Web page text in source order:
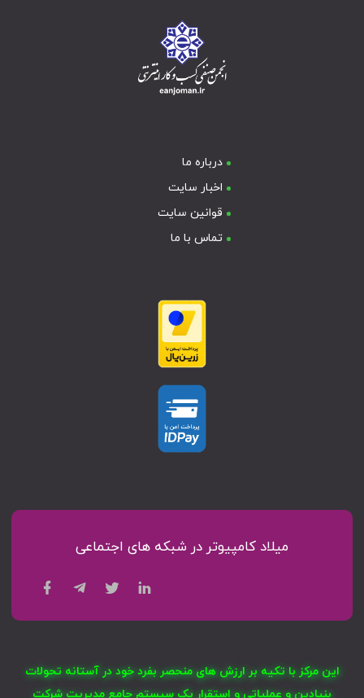
درباره ما
اخبار سایت
قوانین سایت
تماس با ما
میلاد کامپیوتر در شبکه های اجتماعی
این مرکز با تکیه بر ارزش های منحصر بفرد خود در آستانه تحولات
بنیادین و عملیاتی و استقرار یک سیستم جامع مدیریت شرکت